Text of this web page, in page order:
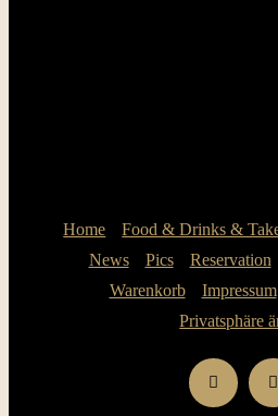
Home Food & Drinks &
News
Pics Reservation
Warenkorb
Impressum
Privatsphäre